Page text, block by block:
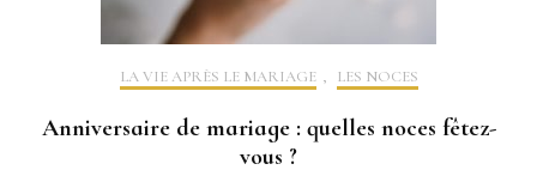
LA VIE APRÈS LE MARIAGE , LES NOCES
Anniversaire de mariage : quelles noces fêtez-
vous ?